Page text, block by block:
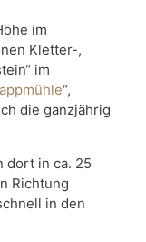
im
Kletter-,
im
“,
die ganzjährig
dort in ca. 25
Richtung
in den